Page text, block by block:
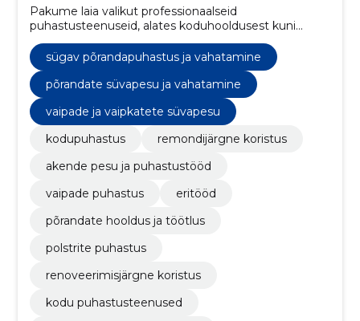
Pakume laia valikut professionaalseid
puhastusteenuseid, alates koduhooldusest kuni
spetsialiseeritud põrandatöötlusteni, tagades kliendile
puhtuse ja mugavuse igas olukorras.
sügav põrandapuhastus ja vahatamine
põrandate süvapesu ja vahatamine
vaipade ja vaipkatete süvapesu
kodupuhastus
remondijärgne koristus
akende pesu ja puhastustööd
vaipade puhastus
eritööd
põrandate hooldus ja töötlus
polstrite puhastus
renoveerimisjärgne koristus
kodu puhastusteenused